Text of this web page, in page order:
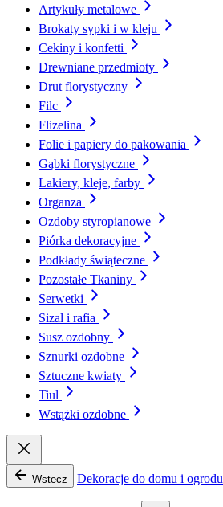
Artykuły metalowe
Brokaty sypki i w kleju
Cekiny i konfetti
Drewniane przedmioty
Drut florystyczny
Filc
Flizelina
Folie i papiery do pakowania
Gąbki florystyczne
Lakiery, kleje, farby
Organza
Ozdoby styropianowe
Piórka dekoracyjne
Podkłady świąteczne
Pozostałe Tkaniny
Serwetki
Sizal i rafia
Susz ozdobny
Sznurki ozdobne
Sztuczne kwiaty
Tiul
Wstążki ozdobne
Wstecz Dekoracje do domu i ogrodu